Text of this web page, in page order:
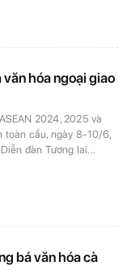
hóa ngoại giao
2024, 2025 và
toàn cầu, ngày 8-10/6,
đàn Tương lai...
bá văn hóa cà